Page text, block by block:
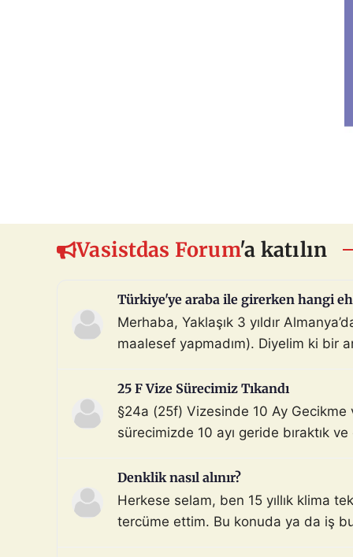
Vasistdas Forum'a katılın
Türkiye'ye araba ile girerken hangi
Merhaba, Yaklaşık 3 yıldır
maalesef yapmadım). Diyelim ki bir
25 F Vize Sürecimiz Tıkandı
§24a (25f) Vizesinde 10 Ay Gecikme
sürecimizde 10 ayı geride bıraktık
Denklik nasıl alınır?
Herkese selam, ben 15 yıllık klima
tercüme ettim. Bu konuda ya da iş